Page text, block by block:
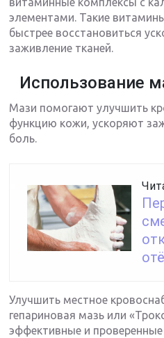
элементами. Такие
быстрее восстановиться
заживление тканей.
Использование
Мази помогают улучшить
функцию кожи, ускоряют
боль.
Улучшить местное
гепариновая мазь или
эффективные и